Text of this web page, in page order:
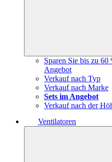
Sparen Sie bis zu
Angebot
Verkauf nach Typ
Verkauf nach Marke
Sets im Angebot
Verkauf nach der
Ventilatoren